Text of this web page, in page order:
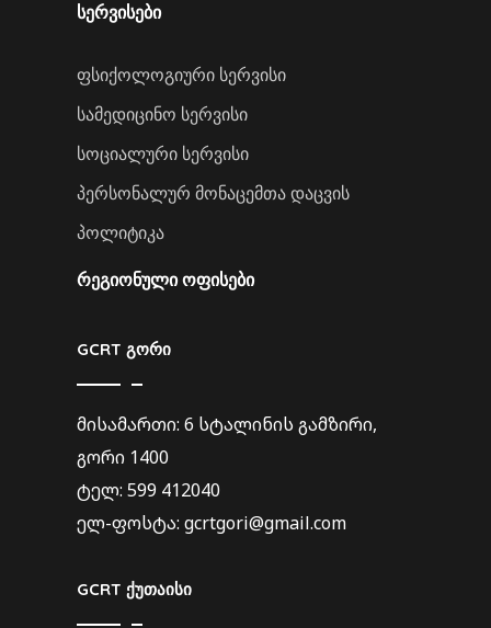
სერვისები
ფსიქოლოგიური სერვისი
სამედიცინო სერვისი
სოციალური სერვისი
პერსონალურ მონაცემთა დაცვის
პოლიტიკა
ᲠᲔᲒᲘᲝᲜᲣᲚᲘ ᲝᲤᲘᲡᲔᲑᲘ
GCRT გორი
მისამართი: 6 სტალინის გამზირი,
გორი 1400
ტელ: 599 412040
ელ-ფოსტა: gcrtgori@gmail.com
GCRT ქუთაისი